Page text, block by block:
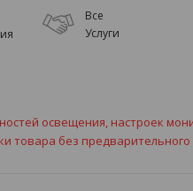
Все
Услуги
освещения, настроек
товара без